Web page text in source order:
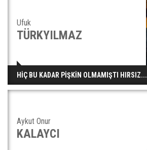
Ufuk
TÜRKYILMAZ
HİÇ BU KADAR PİŞKİN OLMAMIŞTI HIRSIZ...
Aykut Onur
KALAYCI